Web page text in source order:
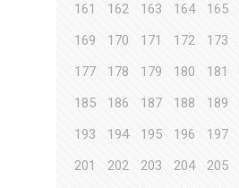
161
162 163 164 165
169
170 171 172 173
177
178 179 180 181
185
186 187 188 189
193
194 195 196 197
201
202 203 204 205